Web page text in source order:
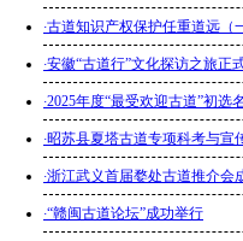
·古道知识产权保护任重道远（
·安徽“古道行”文化探访之旅正
·2025年度“最受欢迎古道”初选
·昭苏县夏塔古道专项科考与宣
·浙江武义首届婺处古道推介会
·“赣闽古道论坛”成功举行